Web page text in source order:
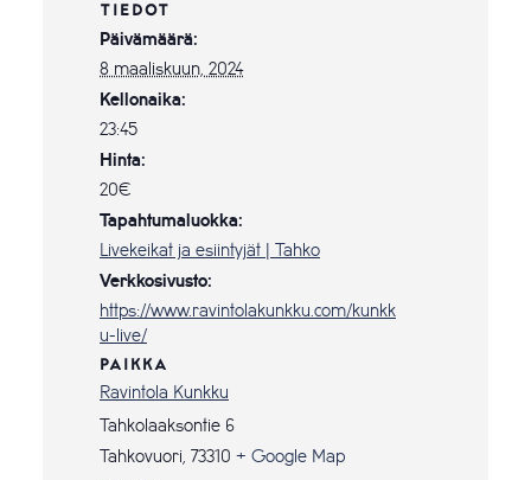
TIEDOT
Päivämäärä:
8 maaliskuun, 2024
Kellonaika:
23:45
Hinta:
20€
Tapahtumaluokka:
Livekeikat ja esiintyjät | Tahko
Verkkosivusto:
https://www.ravintolakunkku.com/kunkk
u-live/
PAIKKA
Ravintola Kunkku
Tahkolaaksontie 6
Tahkovuori
73310 + Google Map